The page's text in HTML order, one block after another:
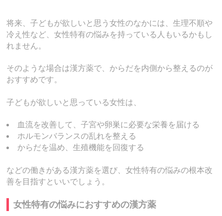
将来、子どもが欲しいと思う女性のなかには、生理不順や
冷え性など、女性特有の悩みを持っている人もいるかもし
れません。
そのような場合は漢方薬で、からだを内側から整えるのが
おすすめです。
子どもが欲しいと思っている女性は、
血流を改善して、子宮や卵巣に必要な栄養を届ける
ホルモンバランスの乱れを整える
からだを温め、生殖機能を回復する
などの働きがある漢方薬を選び、女性特有の悩みの根本改
善を目指すといいでしょう。
女性特有の悩みにおすすめの漢方薬